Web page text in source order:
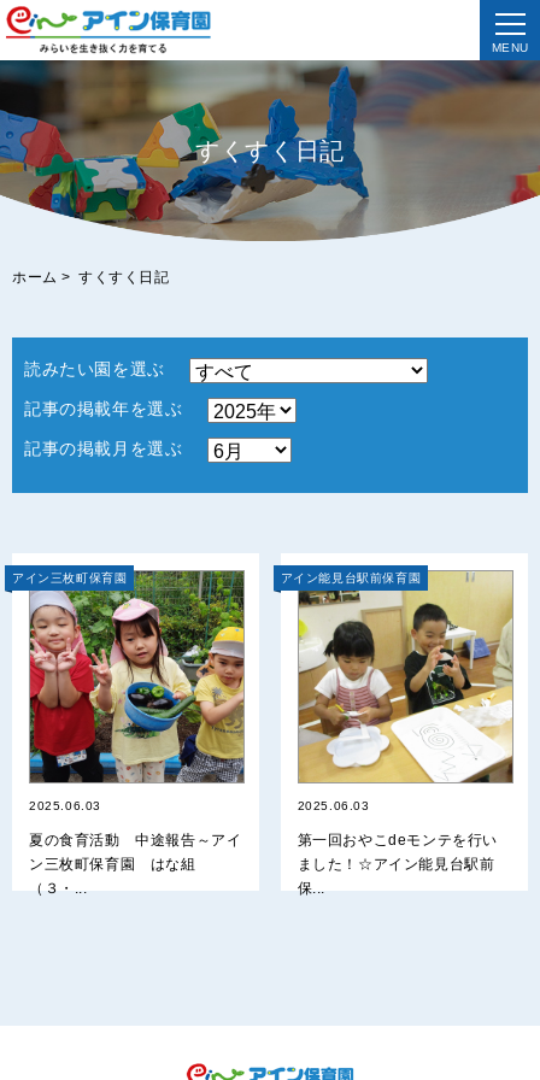
MENU
すくすく日記
ホーム > すくすく日記
読みたい園を選ぶ
記事の掲載年を選ぶ
記事の掲載月を選ぶ
アイン三枚町保育園
2025.06.03
夏の食育活動 中途報告～アイ
ン三枚町保育園 はな組
（３・...
アイン能見台駅前保育園
2025.06.03
第一回おやこdeモンテを行い
ました！☆アイン能見台駅前
保...